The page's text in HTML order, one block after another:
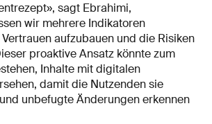
sagt Ebrahimi,
wir mehrere Indikatoren
aufzubauen und die Risiken
proaktive Ansatz könnte zum
Inhalte mit digitalen
damit die Nutzenden sie
unbefugte Änderungen erkennen